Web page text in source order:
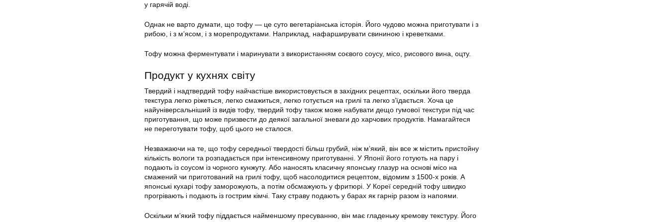
у гарячій воді.
Однак не варто думати, що тофу — це суто вегетаріанська історія. Його чудово можна приготувати і з
рибою, і з м’ясом, і з морепродуктами. Наприклад, нафарширувати свининою і креветками.
Тофу можна ферментувати і маринувати з використанням соєвого соусу, місо, рисового вина, оцту.
Продукт у кухнях світу
Твердий і надтвердий тофу найчастіше використовується в західних рецептах, оскільки його тверда
текстура легко ріжеться, легко смажиться, легко готується на грилі та легко з’їдається. Хоча це
найуніверсальніший із видів тофу, твердий тофу також може набувати дещо гумової текстури під час
приготування, що може призвести до деякої загальної зневаги до харчових продуктів. Намагайтеся
не переготувати тофу, щоб цього не сталося.
Незважаючи на те, що тофу середньої твердості більш грубий, ніж м’який, він все ж містить пристойну
кількість вологи та розпадається при інтенсивному приготуванні. У Японії його готують на пару і
подають із соусом із чорного кунжуту. Або наносять класичну японську глазур на основі місо на
смажений чи приготований на грилі тофу, щоб насолодитися рецептом, відомим з 1500-х років. А
японські кухарі тофу заморожують, а потім обсмажують у фритюрі. У Кореї середній тофу швидко
прогрівають і подають із гострим кімчі. Таку страву подають у барах як гарнір разом із напоями.
Оскільки м’який тофу піддається найменшому пресуванню, він має гладеньку кремову текстуру. Його